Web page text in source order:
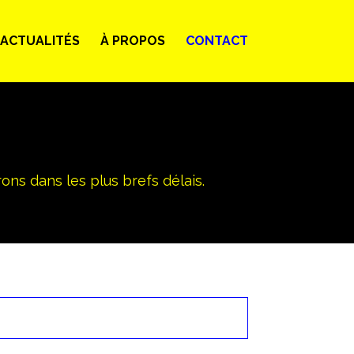
ACTUALITÉS À PROPOS CONTACT
dans les plus brefs délais.